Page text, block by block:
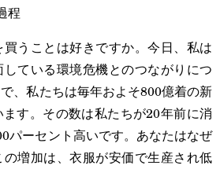
程
うことは好きですか。今日、私は
ている環境危機とのつながりにつ
、私たちは毎年およそ800億着の新
す。その数は私たちが20年前に消
パーセント高いです。あなたはなぜ
増加は、衣服が安価で生産され低